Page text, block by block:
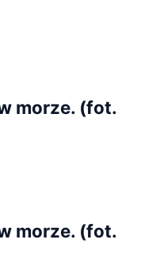
morze. (fot.
morze. (fot.